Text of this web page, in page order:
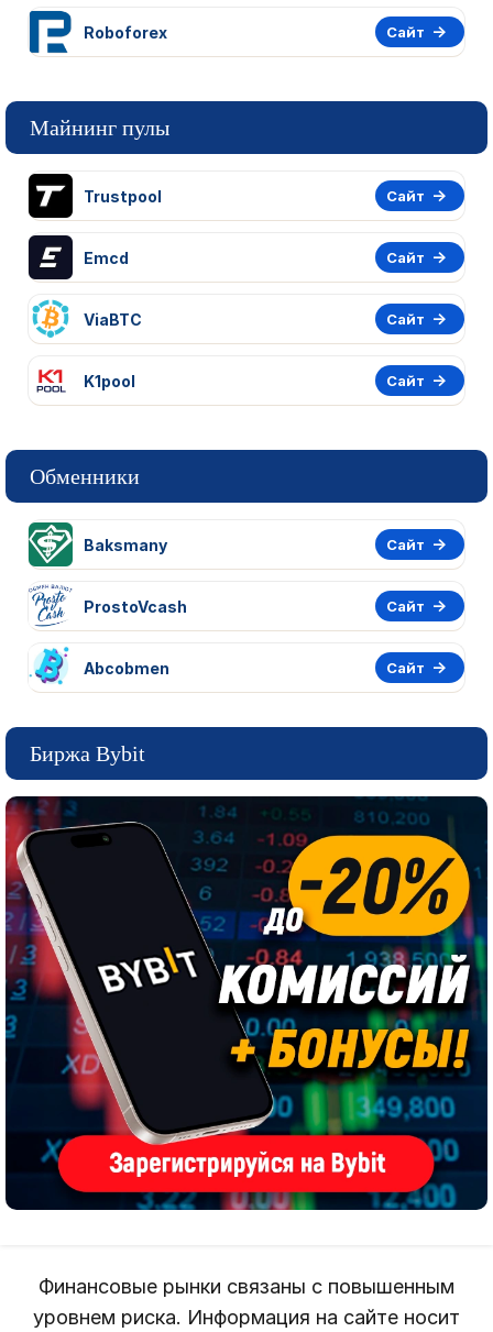
Roboforex Сайт
Майнинг пулы
Trustpool Сайт
Emcd Сайт
ViaBTC Сайт
K1pool Сайт
Обменники
Baksmany Сайт
ProstoVcash Сайт
Abcobmen Сайт
Биржа Bybit
Финансовые рынки связаны с повышенным
уровнем риска. Информация на сайте носит